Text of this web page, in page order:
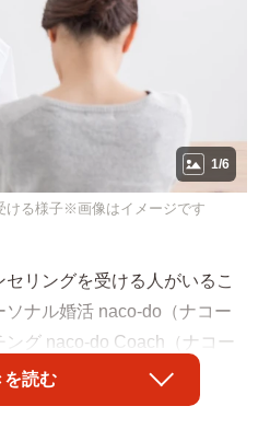
1/6
ける様子※画像はイメージです
リングを受ける人がいるこ
ナル婚活 naco-do（ナコー
ング naco-do Coach（ナコー
いろものの調査研究機関
と、46.6%の人が心療内科
を読む